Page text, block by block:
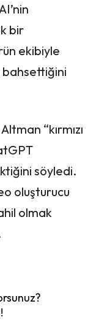
bir
ekibiyle
“kırmızı
söyledi.
oluşturucu
olmak